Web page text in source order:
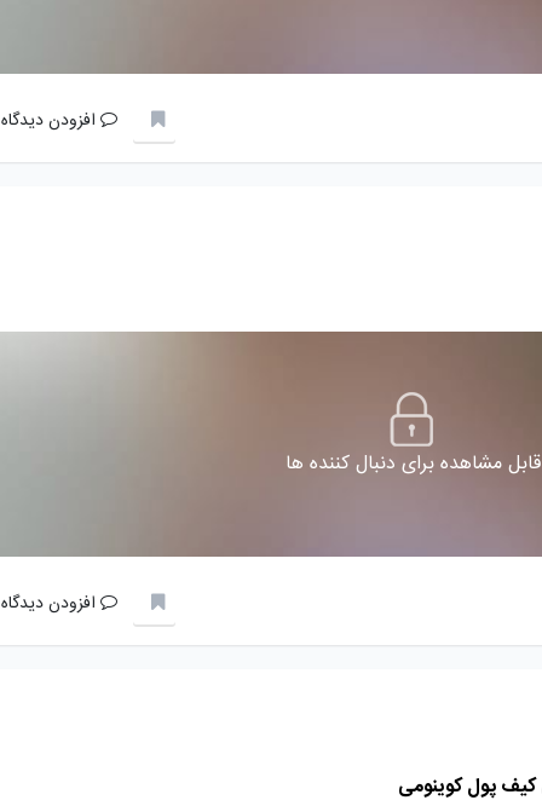
افزودن دیدگاه
قابل مشاهده برای دنبال کننده ها
افزودن دیدگاه